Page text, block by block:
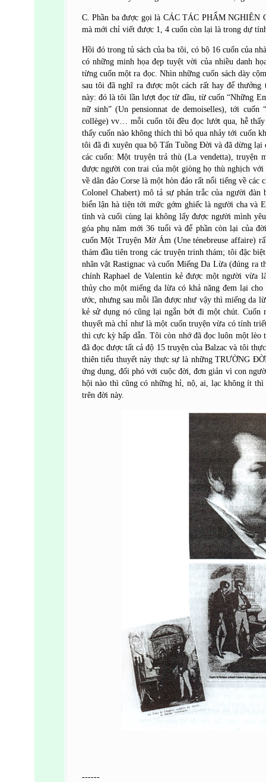
C. Phần ba được gọi là CÁC TÁC PHẨM
mà mới chỉ viết được 1, 4 cuốn còn lại là trong dự
Hồi đó trong tủ sách của ba tôi, có bộ 16 cuốn của
có những minh họa đẹp tuyệt vời của nhiều danh
từng cuốn một ra đọc. Nhìn những cuốn sách dày
sau tôi đã nghĩ ra được một cách rất hay để
này: đó là tôi lần lượt đọc từ đầu, từ cuốn “Những
nữ sinh” (Un pensionnat de demoiselles), tới
collège) vv… mỗi cuốn tôi đều đọc lướt qua, hễ
thấy cuốn nào không thích thì bỏ qua nhảy tới cuốn
tôi đã đi xuyên qua bộ Tấn Tuồng Đời và đã dừng lại
các cuốn: Một truyện trả thù (La vendetta), truyện
được người con trai của một giòng họ thù nghịch
về dân đảo Corse là một hòn đảo rất nổi tiếng về
Colonel Chabert) mô tả sự phản trắc của người đàn
biển lận hà tiện tới mức gớm ghiếc là người cha và
tình và cuối cùng lại không lấy được người mình
góa phụ năm mới 36 tuổi và để phần còn lại của
cuốn Một Truyện Mờ Ám (Une ténebreuse affaire)
thám đầu tiên trong các truyện trinh thám; tôi đặc
nhân vật Rastignac và cuốn Miếng Da Lừa (đúng ra
chính Raphael de Valentin kẻ được một người vừa
thủy cho một miếng da lừa có khả năng đem lại
ước, nhưng sau mỗi lần được như vậy thì miếng da
kẻ sử dụng nó cũng lại ngắn bớt đi một chút. Cuốn
thuyết mà chỉ như là một cuốn truyện vừa có tính
thì cực kỳ hấp dẫn. Tôi còn nhớ đã đọc luôn một
đã đọc được tất cả độ 15 truyện của Balzac và tôi
thiên tiểu thuyết này thực sự là những TRƯỜNG
ứng dụng, đối phó với cuộc đời, đơn giản vì con
hội nào thì cũng có những hỉ, nộ, ai, lạc không ít
trên đời này.
------